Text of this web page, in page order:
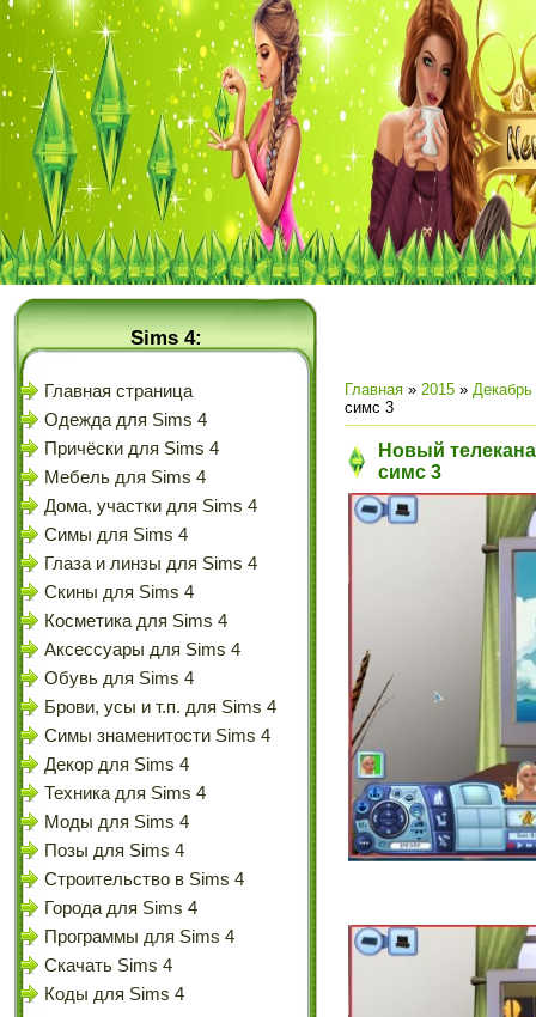
Sims 4:
Главная страница
Одежда для Sims 4
Причёски для Sims 4
Мебель для Sims 4
Дома, участки для Sims 4
Симы для Sims 4
Глаза и линзы для Sims 4
Скины для Sims 4
Косметика для Sims 4
Аксессуары для Sims 4
Обувь для Sims 4
Брови, усы и т.п. для Sims 4
Симы знаменитости Sims 4
Декор для Sims 4
Техника для Sims 4
Моды для Sims 4
Позы для Sims 4
Строительство в Sims 4
Города для Sims 4
Программы для Sims 4
Скачать Sims 4
Коды для Sims 4
Главная » 2015 » Декабрь
симс 3
Новый
симс 3